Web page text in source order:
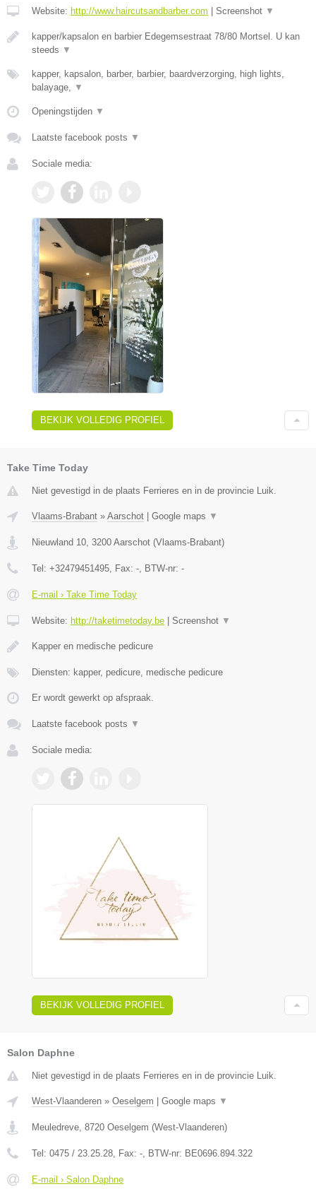
Website: http://www.haircutsandbarber.com Screenshot ▼
kapper/kapsalon en barbier Edegemsestraat 78/80 Mortsel. U kan
steeds ▼
kapper, kapsalon, barber, barbier, baardverzorging, high lights,
balayage, ▼
Openingstijden ▼
Laatste facebook posts ▼
Sociale media:
BEKIJK VOLLEDIG PROFIEL
Take Time Today
Niet gevestigd in de plaats Ferrieres en in de provincie Luik.
Vlaams-Brabant » Aarschot Google maps ▼
Nieuwland 10, 3200 Aarschot (Vlaams-Brabant)
Tel: +32479451495, Fax: -, BTW-nr: -
E-mail › Take Time Today
Website: http://taketimetoday.be Screenshot ▼
Kapper en medische pedicure
Diensten: kapper, pedicure, medische pedicure
Er wordt gewerkt op afspraak.
Laatste facebook posts ▼
Sociale media:
BEKIJK VOLLEDIG PROFIEL
Salon Daphne
Niet gevestigd in de plaats Ferrieres en in de provincie Luik.
West-Vlaanderen » Oeselgem Google maps ▼
Meuledreve, 8720 Oeselgem (West-Vlaanderen)
Tel: 0475 / 23.25.28, Fax: -, BTW-nr: BE0696.894.322
E-mail › Salon Daphne